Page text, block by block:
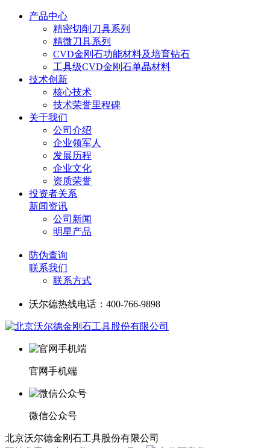
产品中心
精密切削刀具系列
精微刀具系列
CVD金刚石功能材料及培育钻石
工具级CVD金刚石单晶材料
技术创新
核心技术
技术荣誉里程碑
关于我们
公司介绍
企业领军人
发展历程
企业文化
资质荣誉
投资者关系
新闻资讯
公司新闻
明星产品
防伪查询
联系我们
联系方式
沃尔德热线电话：400-766-9898
官网手机端
微信公众号
北京沃尔德金刚石工具股份有限公司